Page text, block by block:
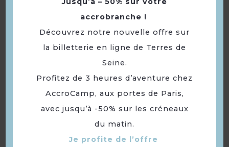
Les jardins de Villennes
accrobranche !
Découvrez notre nouvelle offre sur
la billetterie en ligne de Terres de
Seine.
Profitez de 3 heures d’aventure chez
AccroCamp, aux portes de Paris,
avec jusqu’à -50% sur les créneaux
du matin.
Je profite de l’offre